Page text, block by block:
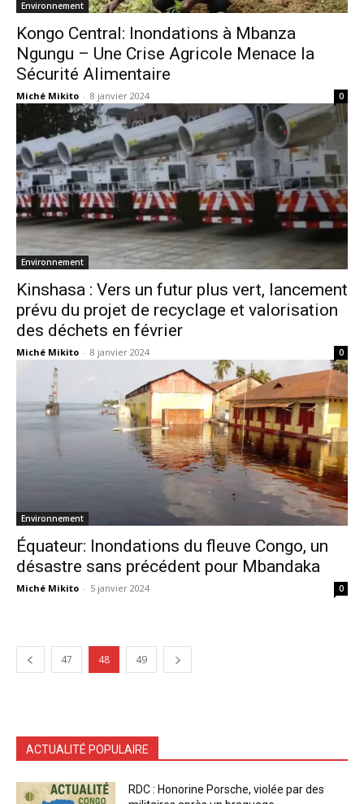
Environnement
Kongo Central: Inondations à Mbanza
Ngungu – Une Crise Agricole Menace la
Sécurité Alimentaire
Miché Mikito - 8 janvier 2024 0
Environnement
Kinshasa : Vers un futur plus vert, lancement
prévu du projet de recyclage et valorisation
des déchets en février
Miché Mikito - 8 janvier 2024 0
Environnement
Équateur: Inondations du fleuve Congo, un
désastre sans précédent pour Mbandaka
Miché Mikito - 5 janvier 2024 0
47 48 49
ACTUALITÉ POPULAIRE
RDC : Honorine Porsche, violée par des